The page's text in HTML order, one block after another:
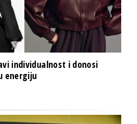
individualnost i donosi
energiju